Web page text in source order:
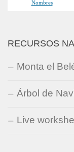
RECURSOS
Monta el
Árbol de
Live